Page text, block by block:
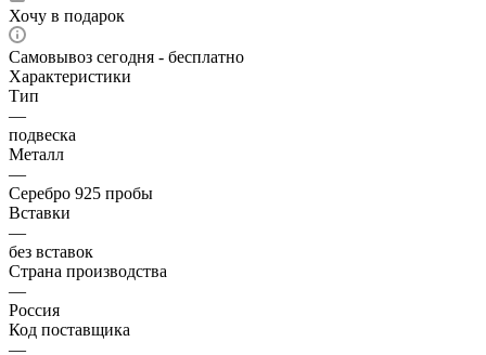
Хочу в подарок
Самовывоз сегодня - бесплатно
Характеристики
Тип
—
подвеска
Металл
—
Серебро 925 пробы
Вставки
—
без вставок
Страна производства
—
Россия
Код поставщика
—